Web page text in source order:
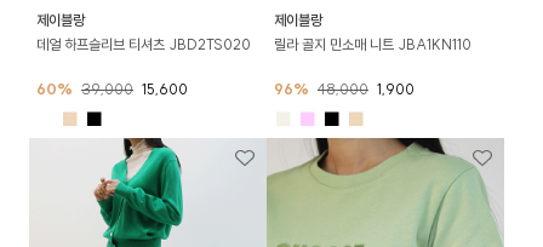
제이블랑
데얼 하프슬리브 티셔츠 JBD2TS020
60% 39,000 15,600
■ ■
제이블랑
릴라 골지 민소매 니트 JBA1KN110
96% 48,000 1,900
■ ■ ■